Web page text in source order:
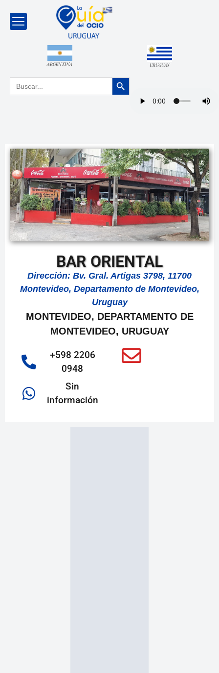
ARGENTINA URUGUAY
Buscar: Botón de búsqueda
BAR ORIENTAL
Dirección: Bv. Gral. Artigas 3798, 11700
Montevideo, Departamento de Montevideo,
Uruguay
MONTEVIDEO, DEPARTAMENTO DE
MONTEVIDEO, URUGUAY
+598 2206
0948
Sin
información